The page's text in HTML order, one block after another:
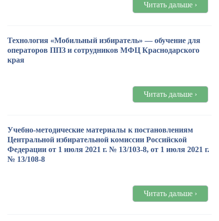
Читать дальше ›
Технология «Мобильный избиратель» — обучение для
операторов ППЗ и сотрудников МФЦ Краснодарского
края
Читать дальше ›
Учебно-методические материалы к постановлениям
Центральной избирательной комиссии Российской
Федерации от 1 июля 2021 г. № 13/103-8, от 1 июля 2021 г.
№ 13/108-8
Читать дальше ›